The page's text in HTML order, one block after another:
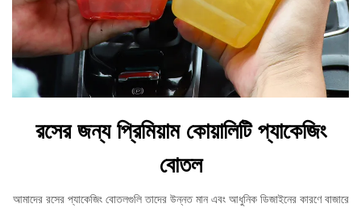
রসের জন্য প্রিমিয়াম কোয়ালিটি প্যাকেজিং
বোতল
আমাদের রসের প্যাকেজিং বোতলগুলি তাদের উন্নত মান এবং আধুনিক ডিজাইনের কারণে বাজারে